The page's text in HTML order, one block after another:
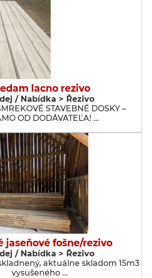
lacno rezivo
/ Nabídka > Řezivo
STAVEBNÉ DOSKY –
OD DODÁVATEĽA! …
jaseňové fošne/rezivo
/ Nabídka > Řezivo
aktuálne skladom 15m3
vysušeného …